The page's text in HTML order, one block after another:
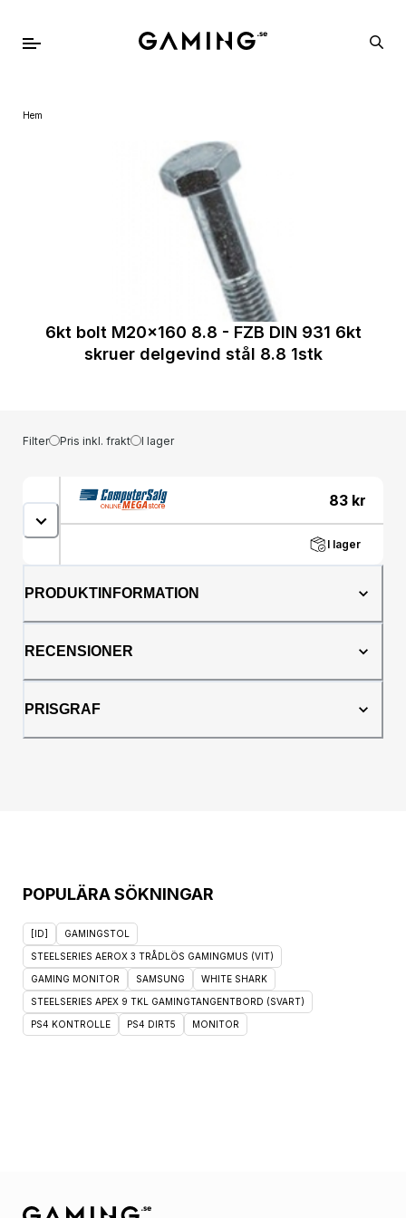
Hem
6kt bolt M20x160 8.8 - FZB DIN 931 6kt
skruer delgevind stål 8.8 1stk
Filter Pris inkl. frakt I lager
83 kr
I lager
PRODUKTINFORMATION
RECENSIONER
PRISGRAF
POPULÄRA SÖKNINGAR
[ID] GAMINGSTOL
STEELSERIES AEROX 3 TRÅDLÖS GAMINGMUS (VIT)
GAMING MONITOR SAMSUNG WHITE SHARK
STEELSERIES APEX 9 TKL GAMINGTANGENTBORD (SVART)
PS4 KONTROLLE PS4 DIRT5 MONITOR